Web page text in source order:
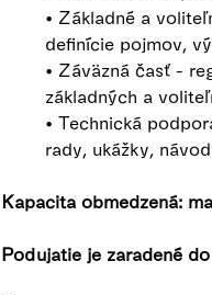
• Základné a
definície pojmov,
• Záväzná časť -
základných a
• Technická
rady, ukážky,
Kapacita obmedzená:
Podujatie je zaradené